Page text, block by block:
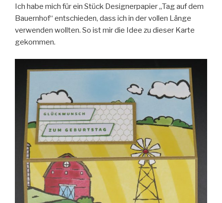
Ich habe mich für ein Stück Designerpapier „Tag auf dem
Bauernhof“ entschieden, dass ich in der vollen Länge
verwenden wollten. So ist mir die Idee zu dieser Karte
gekommen.